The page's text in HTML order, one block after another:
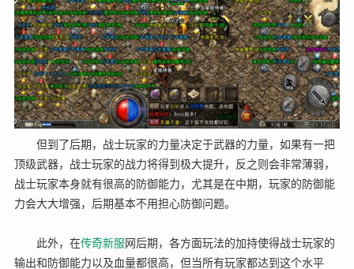
但到了后期，战士玩家的力量决定于武器的力量，如果有一把
顶级武器，战士玩家的战力将得到极大提升，反之则会非常薄弱，
战士玩家本身就有很高的防御能力，尤其是在中期，玩家的防御能
力会大大增强，后期基本不用担心防御问题。
此外，在传奇新服网后期，各方面玩法的加持使得战士玩家的
输出和防御能力以及血量都很高，但当所有玩家都达到这个水平